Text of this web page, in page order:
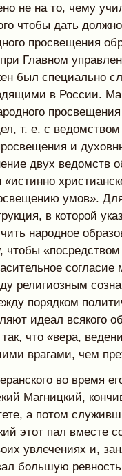
не на то, чему
чтобы дать
просвещения
Главном
был специально
в России.
т. е. с
и
двух ведомств
умов».
в которой
народное
чтобы
религиозным
порядком
идеал всякого
что «вера,
врагами, чем
во время
Магницкий,
а потом
этот пал вместе
увлечениях и,
большую